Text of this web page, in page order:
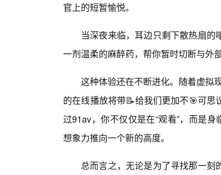
官上的短暂愉悦。
当深夜来临，耳边只剩下散热扇
一剂温柔的麻醉药，帮你暂时切断与外
这种体验还在不断进化。随着虚拟
的在线播放将带📝给我们更加不🎯可
过91av，你不仅仅是在“观看”，而是
想象力推向一个新的高度。
总而言之，无论是为了寻找那一